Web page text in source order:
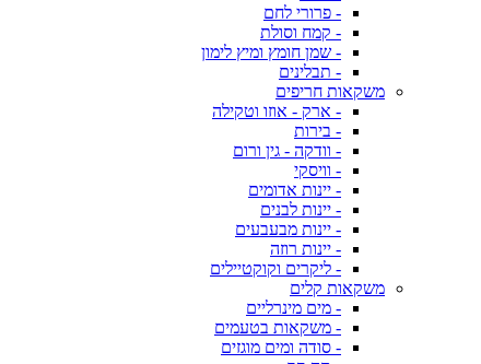
- פרורי לחם
- קמח וסולת
- שמן חומץ ומיץ לימון
- תבלינים
משקאות חריפים
- ארק - אוזו וטקילה
- בירות
- וודקה - גין ורום
- וויסקי
- יינות אדומים
- יינות לבנים
- יינות מבעבעים
- יינות רוזה
- ליקרים וקוקטיילים
משקאות קלים
- מים מינרליים
- משקאות בטעמים
- סודה ומים מוגזים